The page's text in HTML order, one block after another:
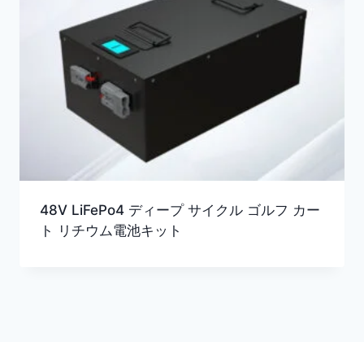
48V LiFePo4 ディープ サイクル ゴルフ カー
ト リチウム電池キット